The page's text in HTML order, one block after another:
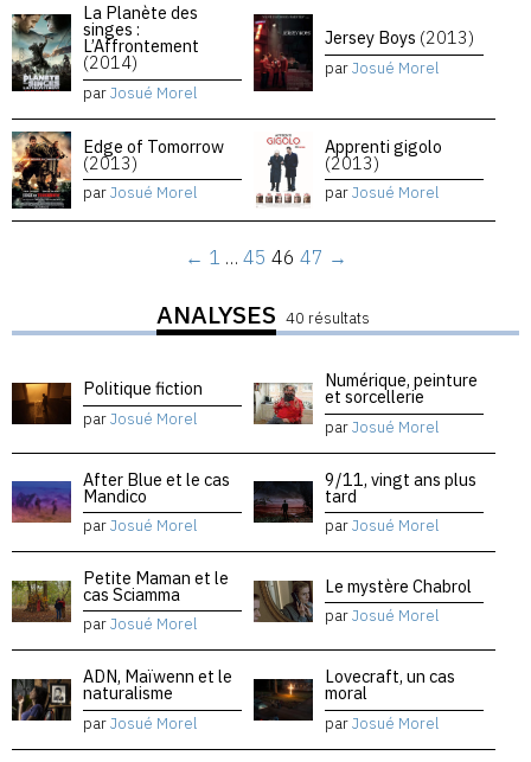
La Planète des
singes :
L’Affrontement
(2014)
parJosué Morel
Jersey Boys (2013)
parJosué Morel
Edge of Tomorrow
(2013)
parJosué Morel
Apprenti gigolo
(2013)
parJosué Morel
← 1 … 45 46 47 →
ANALYSES 40 résultats
Politique fiction
parJosué Morel
Numérique, peinture
et sorcellerie
parJosué Morel
After Blue et le cas
Mandico
parJosué Morel
9/11, vingt ans plus
tard
parJosué Morel
Petite Maman et le
cas Sciamma
parJosué Morel
Le mystère Chabrol
parJosué Morel
ADN, Maïwenn et le
naturalisme
parJosué Morel
Lovecraft, un cas
moral
parJosué Morel